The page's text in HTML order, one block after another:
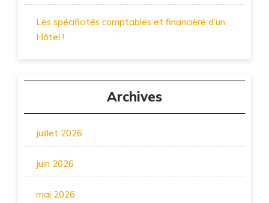
Les spécificités comptables et financière d’un
Hôtel !
Archives
juillet 2026
juin 2026
mai 2026